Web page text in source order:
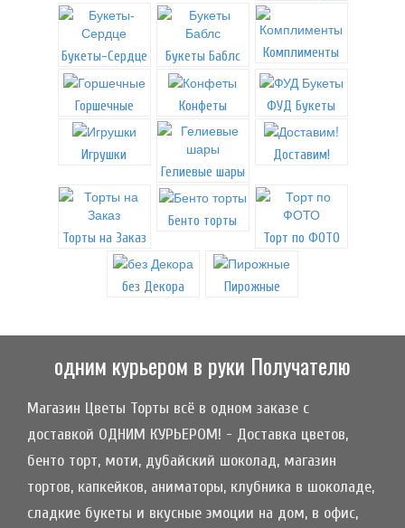
Букеты-Сердце Букеты Баблс Комплименты
Горшечные Конфеты ФУД Букеты
Игрушки
Гелиевые шары
Доставим!
Торты на Заказ
Бенто торты
Торт по ФОТО
без Декора Пирожные
одним курьером в руки Получателю
Магазин Цветы Торты всё в одном заказе с
доставкой ОДНИМ КУРЬЕРОМ! - Доставка цветов,
бенто торт, моти, дубайский шоколад, магазин
тортов, капкейков, аниматоры, клубника в шоколаде,
сладкие букеты и вкусные эмоции на дом, в офис,